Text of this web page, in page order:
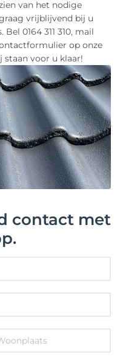
van het nodige
vrijblijvend bij u
0164 311 310, mail
op onze
staan voor u klaar!
contact met